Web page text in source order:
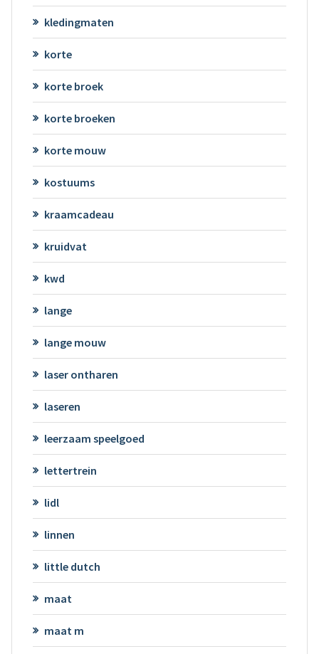
kledingmaten
korte
korte broek
korte broeken
korte mouw
kostuums
kraamcadeau
kruidvat
kwd
lange
lange mouw
laser ontharen
laseren
leerzaam speelgoed
lettertrein
lidl
linnen
little dutch
maat
maat m